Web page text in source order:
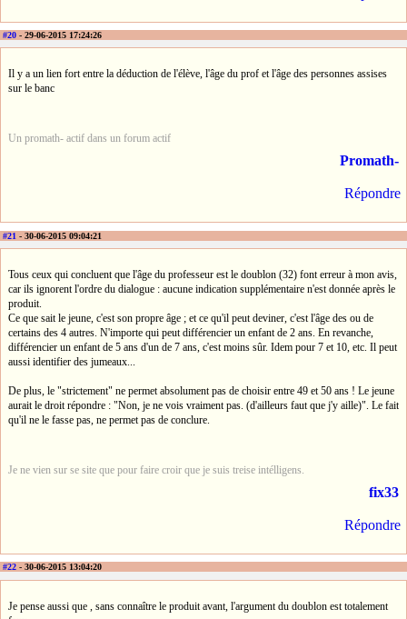
#20 - 29-06-2015 17:24:26
Il y a un lien fort entre la déduction de l'élève, l'âge du prof et l'âge des personnes assises
sur le banc
Un promath- actif dans un forum actif
Promath-
Répondre
#21 - 30-06-2015 09:04:21
Tous ceux qui concluent que l'âge du professeur est le doublon (32) font erreur à mon avis,
car ils ignorent l'ordre du dialogue : aucune indication supplémentaire n'est donnée après le
produit.
Ce que sait le jeune, c'est son propre âge ; et ce qu'il peut deviner, c'est l'âge des ou de
certains des 4 autres. N'importe qui peut différencier un enfant de 2 ans. En revanche,
différencier un enfant de 5 ans d'un de 7 ans, c'est moins sûr. Idem pour 7 et 10, etc. Il peut
aussi identifier des jumeaux...
De plus, le "strictement" ne permet absolument pas de choisir entre 49 et 50 ans ! Le jeune
aurait le droit répondre : "Non, je ne vois vraiment pas. (d'ailleurs faut que j'y aille)". Le fait
qu'il ne le fasse pas, ne permet pas de conclure.
Je ne vien sur se site que pour faire croir que je suis treise intélligens.
fix33
Répondre
#22 - 30-06-2015 13:04:20
Je pense aussi que , sans connaître le produit avant, l'argument du doublon est totalement